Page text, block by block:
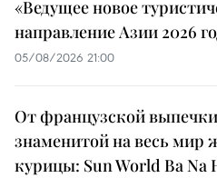
«Ведущее новое
направление Азии 2026
05/08/2026 21:00
От французской
знаменитой на весь мир
курицы: Sun World Ba Na